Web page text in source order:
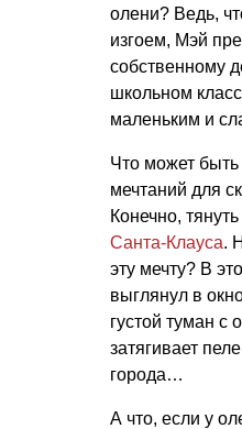
олени? Ведь,
изгоем, Мэй
собственному
школьном
маленьким и
Что может
мечтаний для
Конечно,
Санта-Клауса.
эту мечту? В
выглянул в
густой туман с
затягивает
города…
А что, если у